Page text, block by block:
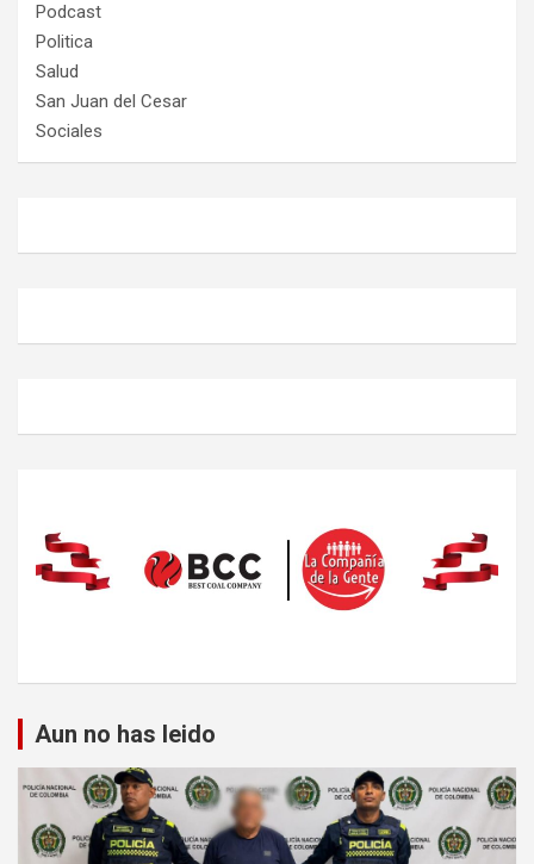
Podcast
Politica
Salud
San Juan del Cesar
Sociales
Aun no has leido